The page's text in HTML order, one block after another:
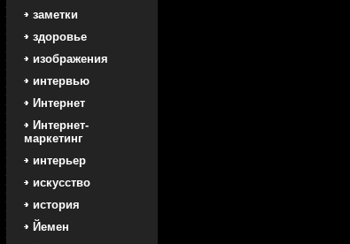
заметки
здоровье
изображения
интервью
Интернет
Интернет-
маркетинг
интерьер
искусство
история
Йемен